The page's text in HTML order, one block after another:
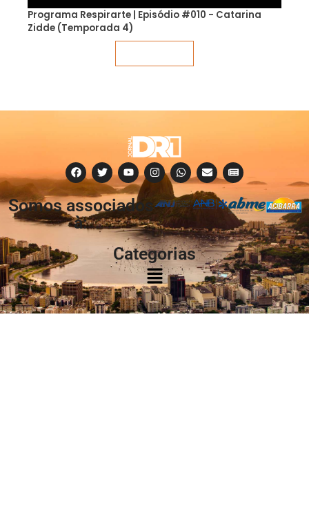
Programa Respirarte | Episódio #010 - Catarina
Zidde (Temporada 4)
Somos associados
à:
Categorias